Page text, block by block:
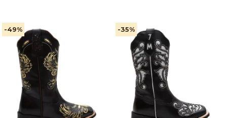
-49% -35%